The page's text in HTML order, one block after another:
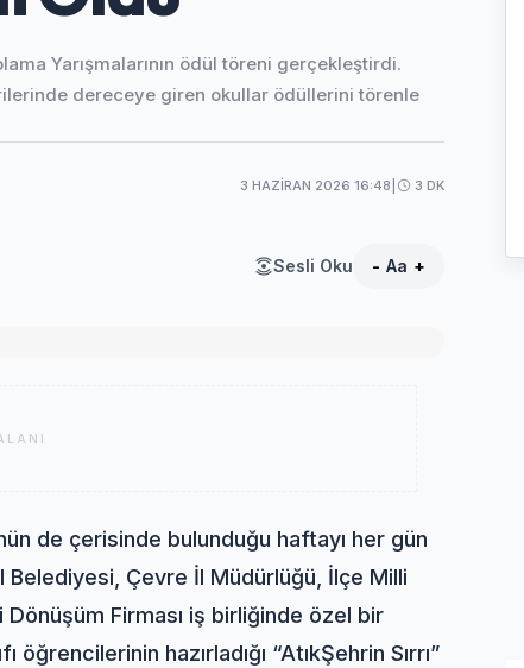
Yarışmalarının ödül töreni gerçekleştirdi.
dereceye giren okullar ödüllerini törenle
3 HAZIRAN 2026 16:48 3 DK
Sesli Oku - Aa +
de çerisinde bulunduğu haftayı her gün
Çevre İl Müdürlüğü, İlçe Milli
Firması iş birliğinde özel bir
öğrencilerinin hazırladığı “AtıkŞehrin Sırrı”